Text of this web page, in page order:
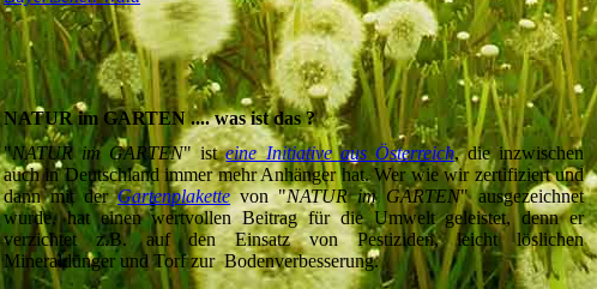
NATUR im GARTEN .... was ist das ?
"NATUR im GARTEN" isteine Initiative aus Österreich, die inzwischen
auch in Deutschland immer mehr Anhänger hat. Wer wie wir zertifiziert und
dann mit derGartenplakettevon "NATUR im GARTEN" ausgezeichnet
wurde, hat einen wertvollen Beitrag für die Umwelt geleistet, denn er
verzichtet z.B. auf den Einsatz von Pestiziden, leicht löslichen
Mineraldünger und Torf zur Bodenverbesserung.